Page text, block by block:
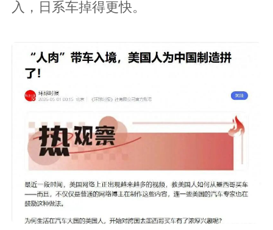
入，日系车掉得更快。